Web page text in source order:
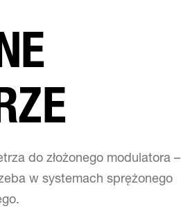
do złożonego modulatora –
w systemach sprężonego